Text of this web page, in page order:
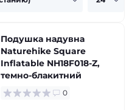
Подушка надувна
Naturehike Square
Inflatable NH18F018-Z,
темно-блакитний
0